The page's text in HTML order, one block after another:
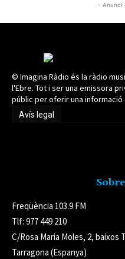
- Anunci
© Imagina Ràdio és la ràdio
l'Ebre. Tot i ser una emissora
públic per oferir una
Avís legal
Freqüència 103.9 FM
Tlf: 977 449 210
C/Rosa Maria Moles, 2, baixos
Tarragona (Espanya)